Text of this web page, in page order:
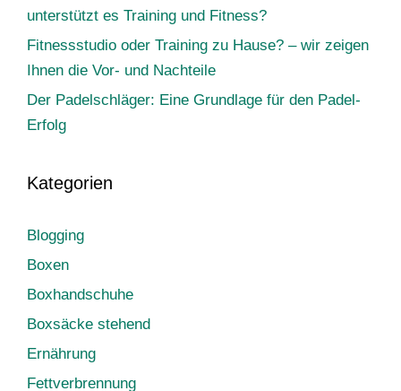
unterstützt es Training und Fitness?
Fitnessstudio oder Training zu Hause? – wir zeigen
Ihnen die Vor- und Nachteile
Der Padelschläger: Eine Grundlage für den Padel-
Erfolg
Kategorien
Blogging
Boxen
Boxhandschuhe
Boxsäcke stehend
Ernährung
Fettverbrennung